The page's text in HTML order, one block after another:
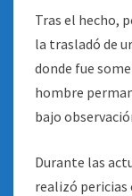
Tras el hecho,
la trasladó de
donde fue
hombre
bajo
Durante las
realizó pericias